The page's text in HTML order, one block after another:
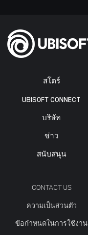
สโตร์
UBISOFT CONNECT
บริษัท
ข่าว
สนับสนุน
CONTACT US
ความเป็นส่วนตัว
ข้อกำหนดในการใช้งาน